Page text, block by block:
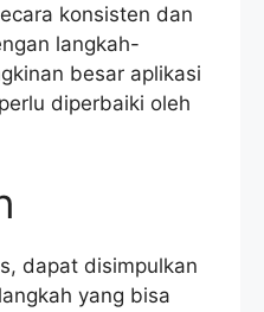
konsisten dan
langkah-
besar aplikasi
diperbaiki oleh
dapat disimpulkan
yang bisa